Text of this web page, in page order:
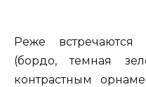
Реже
(бордо, темная
контрастным